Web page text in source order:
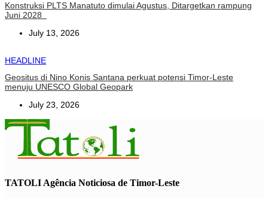
Konstruksi PLTS Manatuto dimulai Agustus, Ditargetkan rampung
Juni 2028
July 13, 2026
HEADLINE
Geositus di Nino Konis Santana perkuat potensi Timor-Leste
menuju UNESCO Global Geopark
July 23, 2026
TATOLI Agência Noticiosa de Timor-Leste